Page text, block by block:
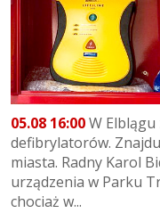
05.08 16:00W
defibrylatorów.
miasta. Radny Karol
urządzenia w Parku
chociaż w...